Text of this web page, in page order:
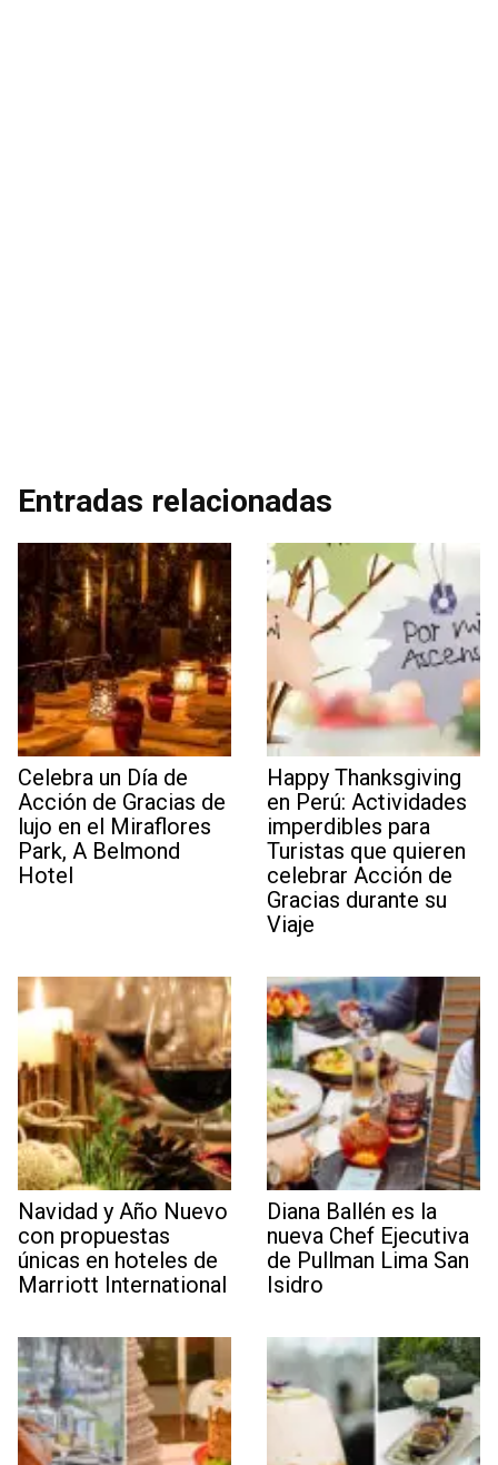
Entradas relacionadas
Celebra un Día de
Acción de Gracias de
lujo en el Miraflores
Park, A Belmond
Hotel
Happy Thanksgiving
en Perú: Actividades
imperdibles para
Turistas que quieren
celebrar Acción de
Gracias durante su
Viaje
Navidad y Año Nuevo
con propuestas
únicas en hoteles de
Marriott International
Diana Ballén es la
nueva Chef Ejecutiva
de Pullman Lima San
Isidro